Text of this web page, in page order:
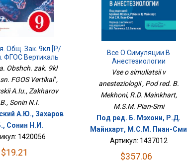
Общ. Зак. 9кл [Р/
ФГОС Вертикаль
Obshch. zak. 9kl
FGOS Vertikal' ,
A.Iu., Zakharov
Sonin N.I.
А.Ю., Захаров
Сонин Н.И.
1420056
$19.21
Все О Симуляции В
Анестезиологии
Vse o simuliatsii v
anesteziologii , Pod red. B.
Mekhoni, R.D. Mainkhart,
M.S.M. Pian-Smi
Под ред. Б. Мэхони, Р.Д.
Майнхарт, М.С.М. Пиан-Сми
Артикул: 1437012
$357.06